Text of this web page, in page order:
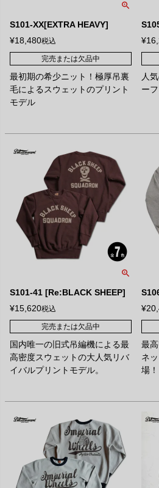
S101-XX[EXTRA HEAVY]
¥18,480税込
完売または欠品中
最初期の希少ニット！極厚吊裏
毛によるスウェットのプリント
モデル
¥
人
ー
S101-41 [Re:BLACK SHEEP]
¥15,620税込
完売または欠品中
国内唯一の旧式吊編機による最
高密度スウェットの大人気リバ
イバルプリントモデル。
¥
最
ネ
場！